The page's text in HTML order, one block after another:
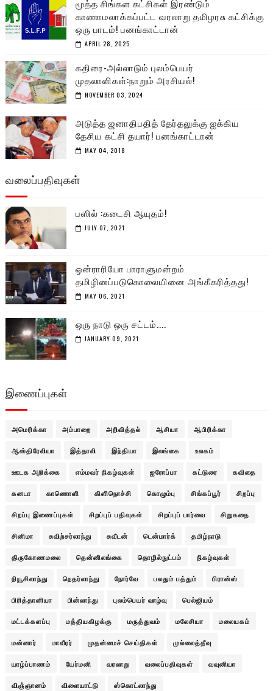
மூத்த சிங்கள கட்சிகள் இரண்டும்
காணாமலாக்கப்பட்ட வரலாறு தமிழரசு கட்சிக்கு
ஒரு பாடம்! பனங்காட்டான்
APRIL 28, 2025
கதிரை-அல்லாடும் புலம்பெயர்
முதலாளிகள்:நாறும் அரசியல்!
NOVEMBER 03, 2024
அடுத்த ஜனாதிபதித் தேர்தலுக்கு ஐக்கிய
தேசிய கட்சி தயார்! பனங்காட்டான்
MAY 04, 2018
வலைப்பதிவுகள்
பஸில் :கடைசி ஆயுதம்!
JULY 07, 2021
ஒன்ராரியோ பாராளுமன்றம்
தமிழினப்படுகொலையினை அங்கீகரித்தது!
MAY 06, 2021
ஒரு நாடு ஒரு சட்டம்....
JANUARY 09, 2021
இணைப்புகள்
அமெரிக்கா அம்பாறை அறிவித்தல் ஆசியா ஆபிரிக்கா
ஆஸ்திரேலியா இத்தாலி இந்தியா இலங்கை உலகம்
ஊடக அறிக்கை எம்மவர் நிகழ்வுகள் ஐரோப்பா கட்டுரை கவிதை
கனடா காணொளி கிளிநொச்சி கொழும்பு சிங்கப்பூர் சிறப்பு
சிறப்பு இணைப்புகள் சிறப்புப் பதிவுகள் சிறப்புப் பார்வை சிறுகதை
சினிமா சுவிற்சர்லாந்து சுவீடன் டென்மார்க் தமிழ்நாடு
திருகோணமலை தென்னிலங்கை தொழில்நுட்பம் நிகழ்வுகள்
நியூசிலாந்து நெதர்லாந்து நோர்வே பலதும் பத்தும் பிரான்ஸ்
பிரித்தானியா பின்லாந்து புலம்பெயர் வாழ்வு பெல்ஜியம்
மட்டக்களப்பு மத்தியகிழக்கு மருத்துவம் மலேசியா மலையகம்
மன்னார் மாவீரர் முதன்மைச் செய்திகள் முல்லைத்தீவு
யாழ்ப்பாணம் யேர்மனி வரலாறு வலைப்பதிவுகள் வவுனியா
விஞ்ஞானம் விளையாட்டு ஸ்கொட்லாந்து